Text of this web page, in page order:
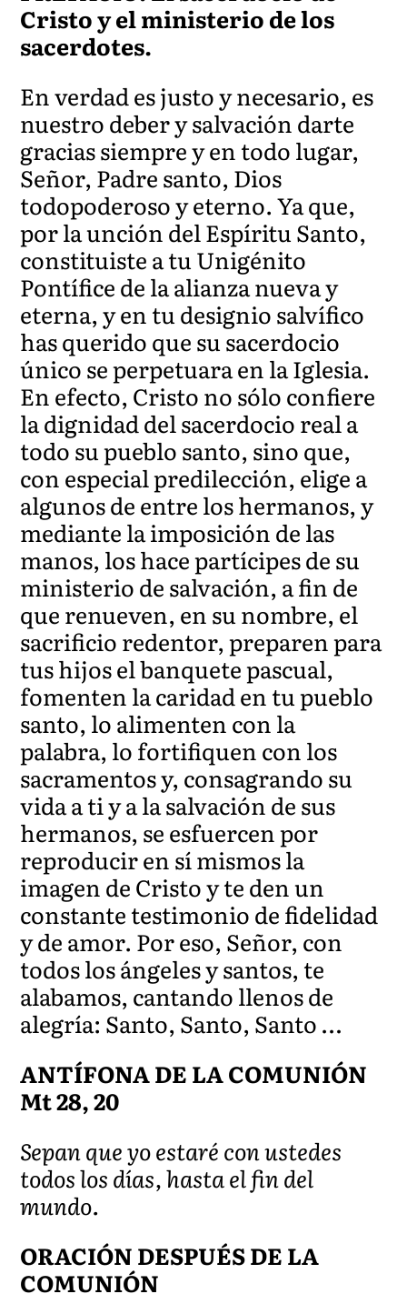
Cristo y el ministerio de los
sacerdotes.
En verdad es justo y necesario, es
nuestro deber y salvación darte
gracias siempre y en todo lugar,
Señor, Padre santo, Dios
todopoderoso y eterno. Ya que,
por la unción del Espíritu Santo,
constituiste a tu Unigénito
Pontífice de la alianza nueva y
eterna, y en tu designio salvífico
has querido que su sacerdocio
único se perpetuara en la Iglesia.
En efecto, Cristo no sólo confiere
la dignidad del sacerdocio real a
todo su pueblo santo, sino que,
con especial predilección, elige a
algunos de entre los hermanos, y
mediante la imposición de las
manos, los hace partícipes de su
ministerio de salvación, a fin de
que renueven, en su nombre, el
sacrificio redentor, preparen para
tus hijos el banquete pascual,
fomenten la caridad en tu pueblo
santo, lo alimenten con la
palabra, lo fortifiquen con los
sacramentos y, consagrando su
vida a ti y a la salvación de sus
hermanos, se esfuercen por
reproducir en sí mismos la
imagen de Cristo y te den un
constante testimonio de fidelidad
y de amor. Por eso, Señor, con
todos los ángeles y santos, te
alabamos, cantando llenos de
alegría: Santo, Santo, Santo …
ANTÍFONA DE LA COMUNIÓN
Mt 28, 20
Sepan que yo estaré con ustedes
todos los días, hasta el fin del
mundo.
ORACIÓN DESPUÉS DE LA
COMUNIÓN